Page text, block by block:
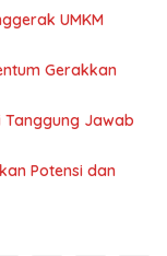
UMKM
Gerakkan
Tanggung Jawab
Potensi dan